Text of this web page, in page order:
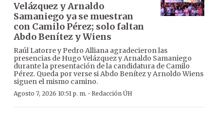
Velázquez y Arnaldo
Samaniego ya se muestran
con Camilo Pérez; solo faltan
Abdo Benítez y Wiens
Raúl Latorre y Pedro Alliana agradecieron las
presencias de Hugo Velázquez y Arnaldo Samaniego
durante la presentación de la candidatura de Camilo
Pérez. Queda por verse si Abdo Benítez y Arnoldo Wiens
siguen el mismo camino.
Agosto 7, 2026 10:51 p. m. · Redacción ÚH